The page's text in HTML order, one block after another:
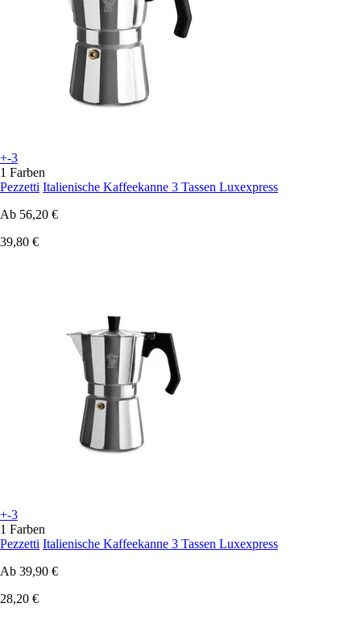
+-3
1 Farben
Pezzetti Italienische Kaffeekanne 3 Tassen Luxexpress
Ab 56,20 €
39,80 €
+-3
1 Farben
Pezzetti Italienische Kaffeekanne 3 Tassen Luxexpress
Ab 39,90 €
28,20 €